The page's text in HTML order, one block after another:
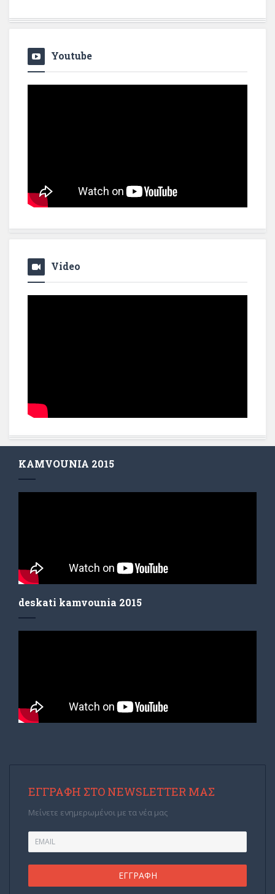
Youtube
Video
KAMVOUNIA 2015
deskati kamvounia 2015
ΕΓΓΡΑΦΉ ΣΤΟ NEWSLETTER ΜΑΣ
Μείνετε ενημερωμένοι με τα νέα μας